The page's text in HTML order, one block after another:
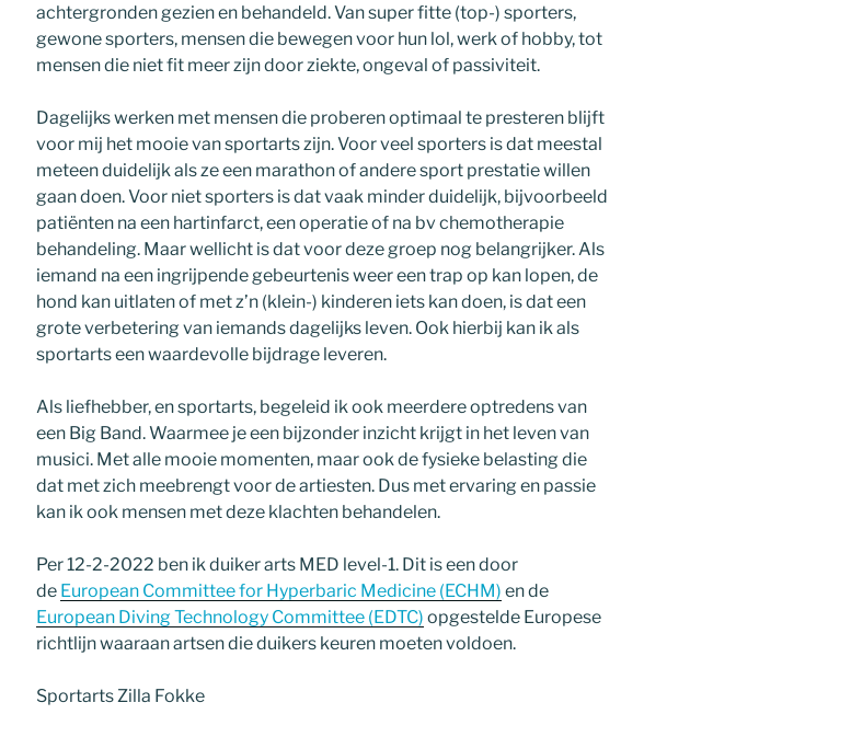
achtergronden gezien en behandeld. Van super fitte (top-) sporters,
gewone sporters, mensen die bewegen voor hun lol, werk of hobby, tot
mensen die niet fit meer zijn door ziekte, ongeval of passiviteit.
Dagelijks werken met mensen die proberen optimaal te presteren blijft
voor mij het mooie van sportarts zijn. Voor veel sporters is dat meestal
meteen duidelijk als ze een marathon of andere sport prestatie willen
gaan doen. Voor niet sporters is dat vaak minder duidelijk, bijvoorbeeld
patiënten na een hartinfarct, een operatie of na bv chemotherapie
behandeling. Maar wellicht is dat voor deze groep nog belangrijker. Als
iemand na een ingrijpende gebeurtenis weer een trap op kan lopen, de
hond kan uitlaten of met z’n (klein-) kinderen iets kan doen, is dat een
grote verbetering van iemands dagelijks leven. Ook hierbij kan ik als
sportarts een waardevolle bijdrage leveren.
Als liefhebber, en sportarts, begeleid ik ook meerdere optredens van
een Big Band. Waarmee je een bijzonder inzicht krijgt in het leven van
musici. Met alle mooie momenten, maar ook de fysieke belasting die
dat met zich meebrengt voor de artiesten. Dus met ervaring en passie
kan ik ook mensen met deze klachten behandelen.
Per 12-2-2022 ben ik duiker arts MED level-1. Dit is een door
de European Committee for Hyperbaric Medicine (ECHM) en de
European Diving Technology Committee (EDTC) opgestelde Europese
richtlijn waaraan artsen die duikers keuren moeten voldoen.
Sportarts Zilla Fokke